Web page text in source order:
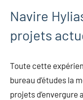
Navire
projets
Toute cette
bureau d’études la
projets d’envergure